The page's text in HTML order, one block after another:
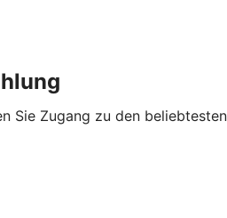
Sie Zugang zu den